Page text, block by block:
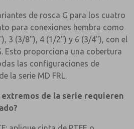
de rosca G para los cuatro
para conexiones hembra como
3 (3/8"), 4 (1/2") y 6 (3/4"), con el
Esto proporciona una cobertura
las configuraciones de
la serie MD FRL.
extremos de la serie requieren